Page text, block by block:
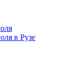
в Рузе